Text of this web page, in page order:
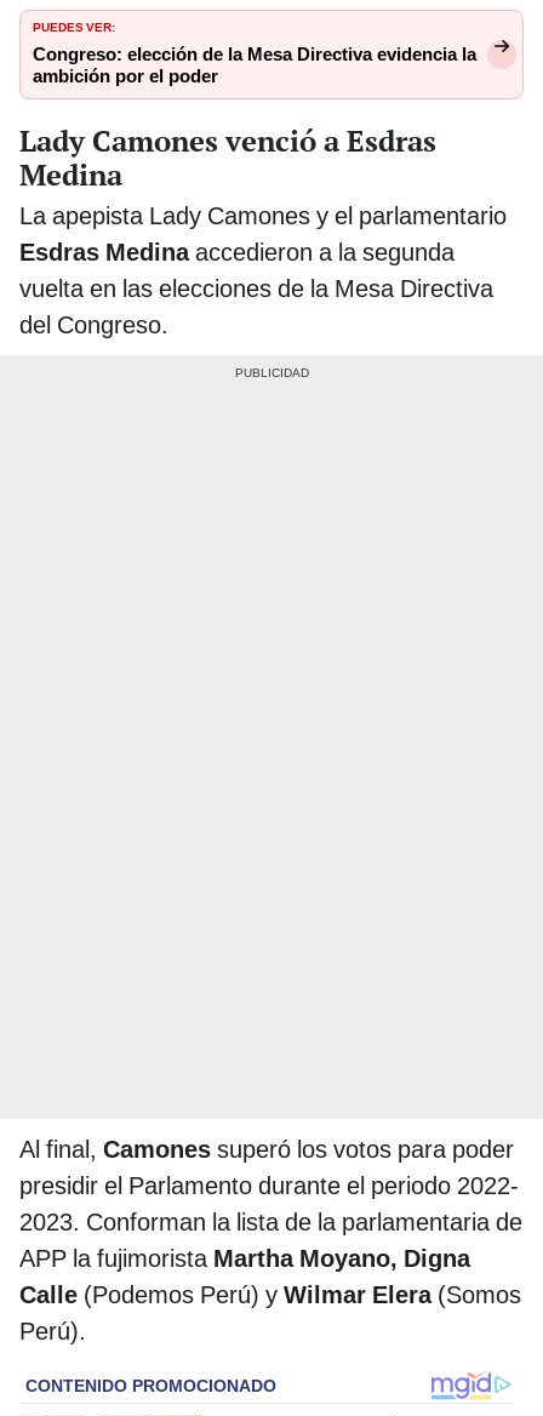
PUEDES VER:
Congreso: elección de la Mesa Directiva evidencia la
ambición por el poder
Lady Camones venció a Esdras
Medina
La apepista Lady Camones y el parlamentario
Esdras Medinaaccedieron a la segunda
vuelta en las elecciones de la Mesa Directiva
del Congreso.
Al final, Camones superó los votos para poder
presidir el Parlamento durante el periodo 2022-
2023. Conforman la lista de la parlamentaria de
APP la fujimorista Martha Moyano, Digna
Calle (Podemos Perú) y Wilmar Elera(Somos
Perú).